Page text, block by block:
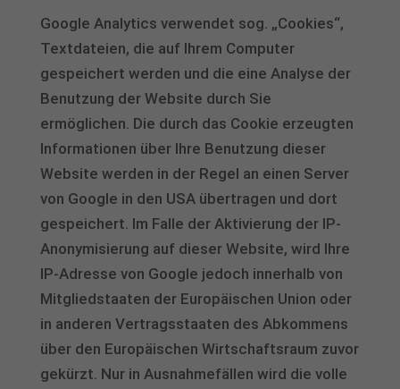
Google Analytics verwendet sog. „Cookies“,
Textdateien, die auf Ihrem Computer
gespeichert werden und die eine Analyse der
Benutzung der Website durch Sie
ermöglichen. Die durch das Cookie erzeugten
Informationen über Ihre Benutzung dieser
Website werden in der Regel an einen Server
von Google in den USA übertragen und dort
gespeichert. Im Falle der Aktivierung der IP-
Anonymisierung auf dieser Website, wird Ihre
IP-Adresse von Google jedoch innerhalb von
Mitgliedstaaten der Europäischen Union oder
in anderen Vertragsstaaten des Abkommens
über den Europäischen Wirtschaftsraum zuvor
gekürzt. Nur in Ausnahmefällen wird die volle